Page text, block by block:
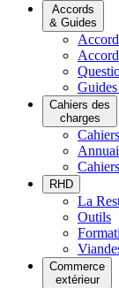
Accords
& Guides
Cahiers des
charges
RHD
La
Outils
Commerce
extérieur